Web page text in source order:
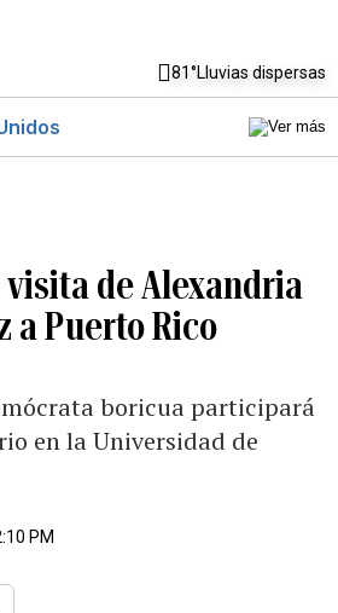
81°Lluvias dispersas
de Alexandria
a Puerto Rico
boricua participará
en la Universidad de
PM